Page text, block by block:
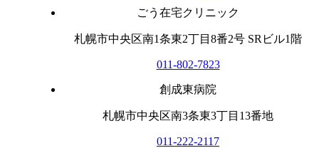
ごう在宅クリニック
札幌市中央区南1条東2丁目8番2号 SRビル1階
011-802-7823
創成東病院
札幌市中央区南3条東3丁目13番地
011-222-2117